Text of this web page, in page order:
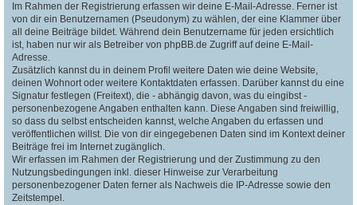
Im Rahmen der Registrierung erfassen wir deine E-Mail-Adresse. Ferner ist
von dir ein Benutzernamen (Pseudonym) zu wählen, der eine Klammer über
all deine Beiträge bildet. Während dein Benutzername für jeden ersichtlich
ist, haben nur wir als Betreiber von phpBB.de Zugriff auf deine E-Mail-
Adresse.
Zusätzlich kannst du in deinem Profil weitere Daten wie deine Website,
deinen Wohnort oder weitere Kontaktdaten erfassen. Darüber kannst du eine
Signatur festlegen (Freitext), die - abhängig davon, was du eingibst -
personenbezogene Angaben enthalten kann. Diese Angaben sind freiwillig,
so dass du selbst entscheiden kannst, welche Angaben du erfassen und
veröffentlichen willst. Die von dir eingegebenen Daten sind im Kontext deiner
Beiträge frei im Internet zugänglich.
Wir erfassen im Rahmen der Registrierung und der Zustimmung zu den
Nutzungsbedingungen inkl. dieser Hinweise zur Verarbeitung
personenbezogener Daten ferner als Nachweis die IP-Adresse sowie den
Zeitstempel.